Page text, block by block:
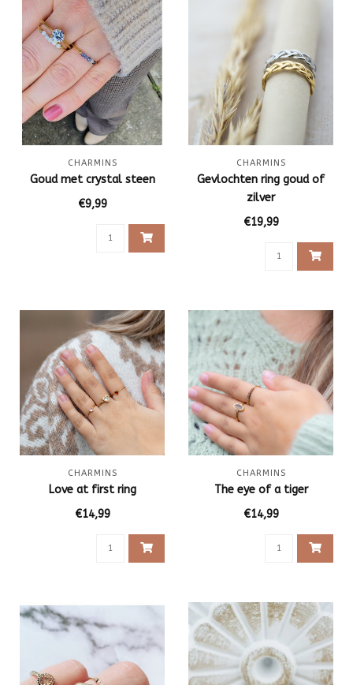
CHARMINS
Goud met crystal steen
€9,99
CHARMINS
Gevlochten ring goud of
zilver
€19,99
CHARMINS
Love at first ring
€14,99
CHARMINS
The eye of a tiger
€14,99